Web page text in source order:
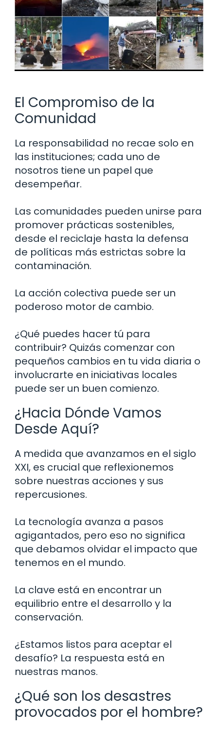
El Compromiso de la
Comunidad
La responsabilidad no recae solo en
las instituciones; cada uno de
nosotros tiene un papel que
desempeñar.
Las comunidades pueden unirse para
promover prácticas sostenibles,
desde el reciclaje hasta la defensa
de políticas más estrictas sobre la
contaminación.
La acción colectiva puede ser un
poderoso motor de cambio.
¿Qué puedes hacer tú para
contribuir? Quizás comenzar con
pequeños cambios en tu vida diaria o
involucrarte en iniciativas locales
puede ser un buen comienzo.
¿Hacia Dónde Vamos
Desde Aquí?
A medida que avanzamos en el siglo
XXI, es crucial que reflexionemos
sobre nuestras acciones y sus
repercusiones.
La tecnología avanza a pasos
agigantados, pero eso no significa
que debamos olvidar el impacto que
tenemos en el mundo.
La clave está en encontrar un
equilibrio entre el desarrollo y la
conservación.
¿Estamos listos para aceptar el
desafío? La respuesta está en
nuestras manos.
¿Qué son los desastres
provocados por el hombre?